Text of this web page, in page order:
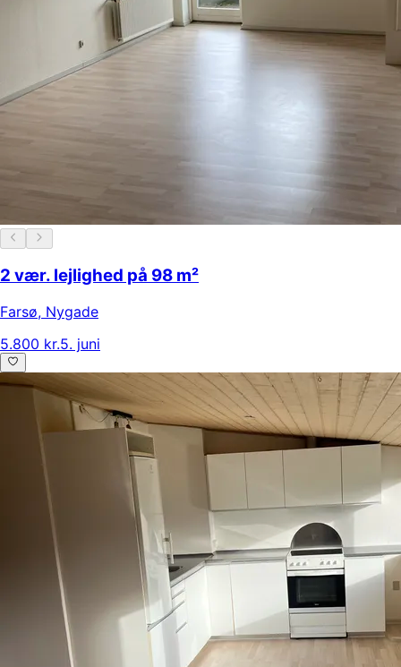
2 vær. lejlighed på 98 m²
Farsø, Nygade
5.800 kr.5. juni